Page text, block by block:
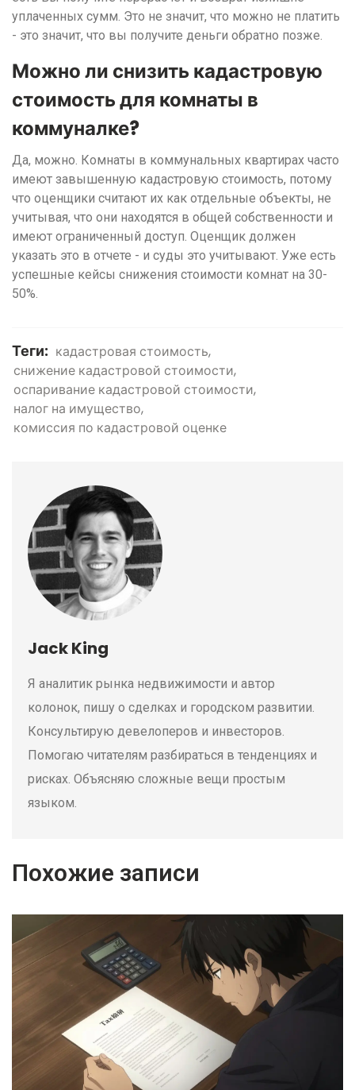
уплаченных сумм. Это не значит, что можно не платить
- это значит, что вы получите деньги обратно позже.
Можно ли снизить кадастровую
стоимость для комнаты в
коммуналке?
Да, можно. Комнаты в коммунальных квартирах часто
имеют завышенную кадастровую стоимость, потому
что оценщики считают их как отдельные объекты, не
учитывая, что они находятся в общей собственности и
имеют ограниченный доступ. Оценщик должен
указать это в отчете - и суды это учитывают. Уже есть
успешные кейсы снижения стоимости комнат на 30-
50%.
Теги: кадастровая стоимость
снижение кадастровой стоимости
оспаривание кадастровой стоимости
налог на имущество
комиссия по кадастровой оценке
Jack King
Я аналитик рынка недвижимости и автор
колонок, пишу о сделках и городском развитии.
Консультирую девелоперов и инвесторов.
Помогаю читателям разбираться в тенденциях и
рисках. Объясняю сложные вещи простым
языком.
Похожие записи